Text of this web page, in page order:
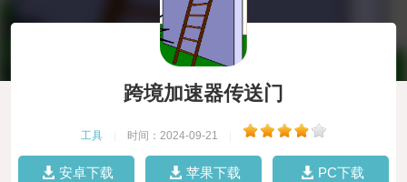
跨境加速器传送门
工具 时间：2024-09-21
安卓下载 苹果下载 PC下载